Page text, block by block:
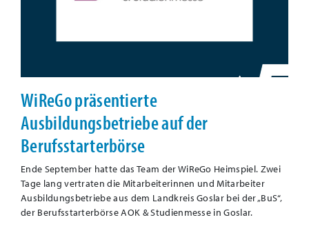
WiReGo präsentierte
Ausbildungsbetriebe auf der
Berufsstarterbörse
Ende September hatte das Team der WiReGo Heimspiel. Zwei
Tage lang vertraten die Mitarbeiterinnen und Mitarbeiter
Ausbildungsbetriebe aus dem Landkreis Goslar bei der „BuS“,
der Berufsstarterbörse AOK & Studienmesse in Goslar.